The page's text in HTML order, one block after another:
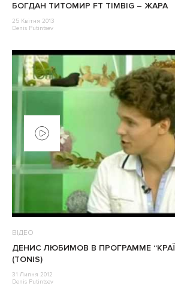
БОГДАН ТИТОМИР FT TIMBIG – ЖАРА
25 Квітня 2013
Denis Putintsev
ВІДЕО
ДЕНИС ЛЮБИМОВ В ПРОГРАММЕ
(TONIS)
31 Липня 2012
Denis Putintsev